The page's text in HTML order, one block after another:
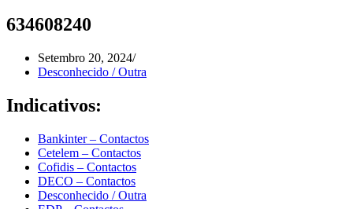
634608240
Setembro 20, 2024
Desconhecido / Outra
Indicativos:
Bankinter – Contactos
Cetelem – Contactos
Cofidis – Contactos
DECO – Contactos
Desconhecido / Outra